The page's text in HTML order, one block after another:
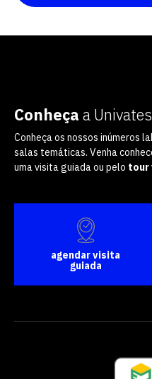
Conheça a Univates
Conheça os nossos inúmeros
salas temáticas. Venha
uma visita guiada ou pelo tour
agendar visita
guiada